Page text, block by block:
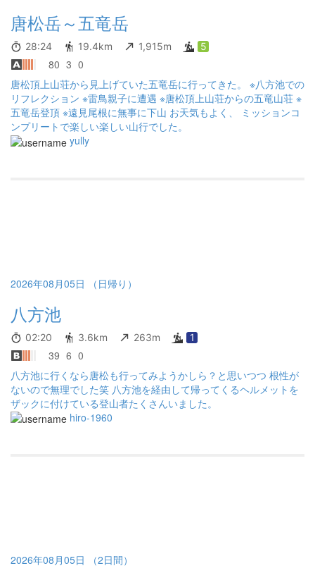
を縦走に加えようとすると時間的なリミットが厳しいので今後挑
戦するかは要検討。
唐松岳～五竜岳
28:24 19.4km 1,915m 5
80 3 0
唐松頂上山荘から見上げていた五竜岳に行ってきた。 ※八方池での
リフレクション ※雷鳥親子に遭遇 ※唐松頂上山荘からの五竜山荘 ※
五竜岳登頂 ※遠見尾根に無事に下山 お天気もよく、 ミッションコ
ンプリートで楽しい楽しい山行でした。
yully
2026年08月05日 （日帰り）
八方池
02:20 3.6km 263m 1
39 6 0
八方池に行くなら唐松も行ってみようかしら？と思いつつ 根性が
ないので無理でした笑 八方池を経由して帰ってくるヘルメットを
ザックに付けている登山者たくさんいました。
hiro-1960
2026年08月05日 （2日間）